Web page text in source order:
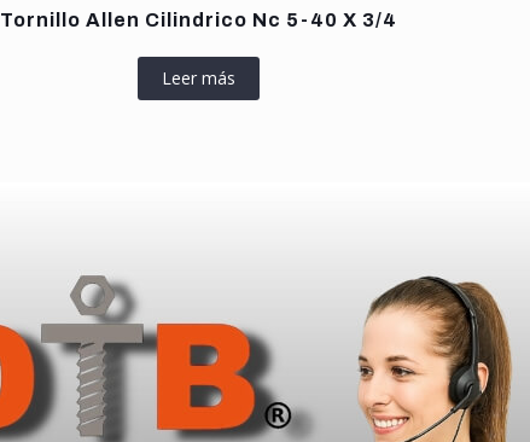
Tornillo Allen Cilindrico Nc 5-40 X 3/4
Leer más